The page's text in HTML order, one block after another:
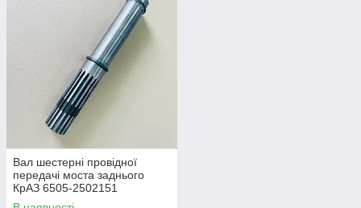
Вал шестерні провідної
передачі моста заднього
КрАЗ 6505-2502151